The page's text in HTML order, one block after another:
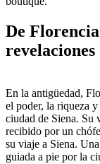
De
En la antigüedad,
el poder, la riqueza
ciudad de Siena. Su
recibido por un
su viaje a Siena.
guiada a pie por la